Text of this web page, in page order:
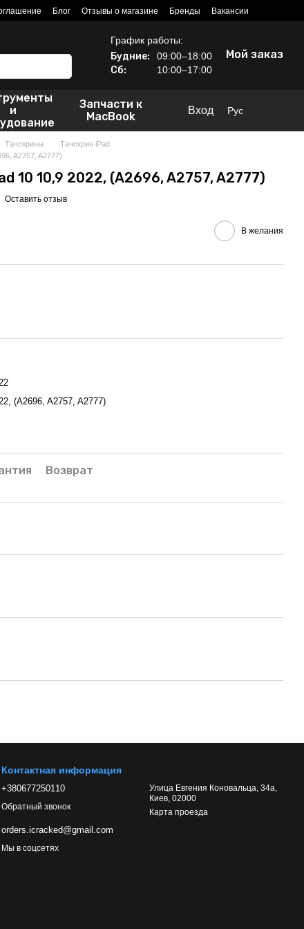
Блог Отзывы о магазине Бренды Вакансии
График работы:
Будние: 09:00–18:00
Сб: 10:00–17:00
Мой заказ
и
Запчасти к
MacBook
Вход Рус
Тачскрины
Тачскрин iPad
A2757, A2777)
10 10,9 2022, (A2696, A2757, A2777)
Оставить отзыв
В желания
(A2696, A2757, A2777)
Возврат
Контактная информация
+380677250110
Обратный звонок
orders.icracked@gmail.com
Улица Евгения Коновальца, 34а,
Киев, 02000
Карта проезда
Мы в соцсетях